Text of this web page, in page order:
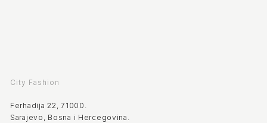
City Fashion
Ferhadija 22, 71000.
Sarajevo, Bosna i Hercegovina.